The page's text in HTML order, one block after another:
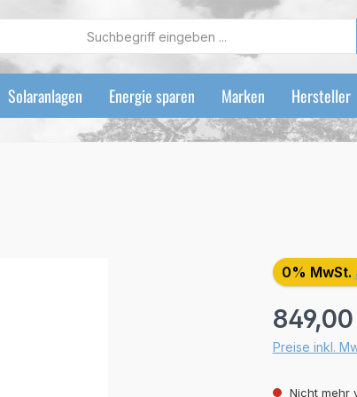
Solaranlagen Energie sparen Marken Hersteller
0% MwSt.
Regulärer Preis:
Preise inkl.
Nicht mehr